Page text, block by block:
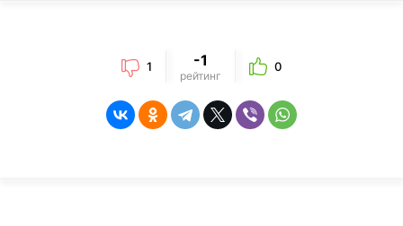
1 -1
рейтинг
0